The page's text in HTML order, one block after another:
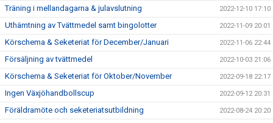
Träning i mellandagarna & julavslutning 2022-12-10 17:10
Uthämtning av Tvättmedel samt bingolotter 2022-11-09 20:01
Körschema & Seketeriat för December/Januari 2022-11-06 22:44
Försäljning av tvättmedel 2022-10-03 21:06
Körschema & Seketeriat för Oktober/November 2022-09-18 22:17
Ingen Växjöhandbollscup 2022-09-12 20:31
Föräldramöte och seketeriatsutbildning 2022-08-24 20:20